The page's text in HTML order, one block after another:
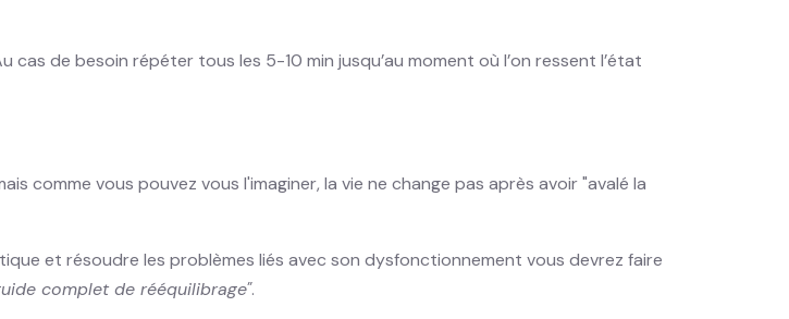
de besoin répéter tous les 5-10 min jusqu’au moment où l’on ressent l’état
comme vous pouvez vous l'imaginer, la vie ne change pas après avoir "avalé la
et résoudre les problèmes liés avec son dysfonctionnement vous devrez faire
complet de rééquilibrage".